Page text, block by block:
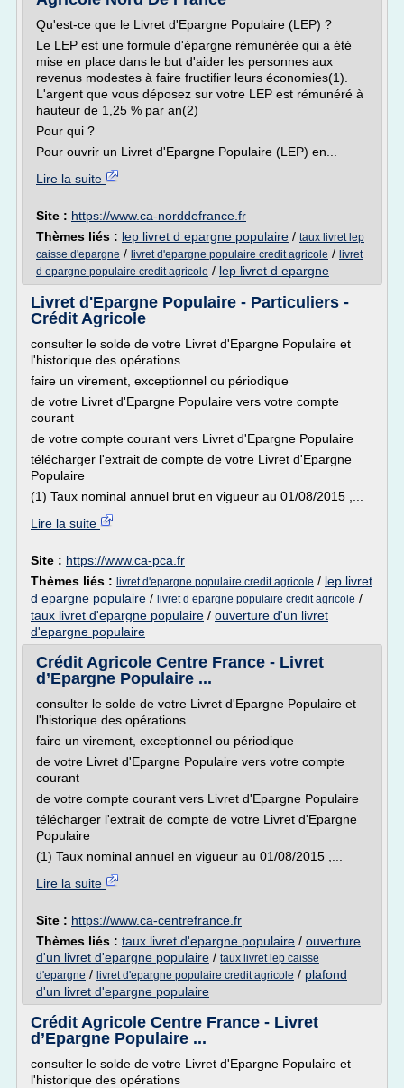
Qu'est-ce que le Livret d'Epargne Populaire (LEP) ?
Le LEP est une formule d'épargne rémunérée qui a été
mise en place dans le but d'aider les personnes aux
revenus modestes à faire fructifier leurs économies(1).
L'argent que vous déposez sur votre LEP est rémunéré à
hauteur de 1,25 % par an(2)
Pour qui ?
Pour ouvrir un Livret d'Epargne Populaire (LEP) en...
Lire la suite
Site : https://www.ca-norddefrance.fr
Thèmes liés : lep livret d epargne populaire / taux livret lep
caisse d'epargne / livret d'epargne populaire credit agricole / livret
d epargne populaire credit agricole / lep livret d epargne
Livret d'Epargne Populaire - Particuliers -
Crédit Agricole
consulter le solde de votre Livret d'Epargne Populaire et
l'historique des opérations
faire un virement, exceptionnel ou périodique
de votre Livret d'Epargne Populaire vers votre compte
courant
de votre compte courant vers Livret d'Epargne Populaire
télécharger l'extrait de compte de votre Livret d'Epargne
Populaire
(1) Taux nominal annuel brut en vigueur au 01/08/2015 ,...
Lire la suite
Site : https://www.ca-pca.fr
Thèmes liés : livret d'epargne populaire credit agricole / lep livret
d epargne populaire / livret d epargne populaire credit agricole /
taux livret d'epargne populaire / ouverture d'un livret
d'epargne populaire
Crédit Agricole Centre France - Livret
d’Epargne Populaire ...
consulter le solde de votre Livret d'Epargne Populaire et
l'historique des opérations
faire un virement, exceptionnel ou périodique
de votre Livret d'Epargne Populaire vers votre compte
courant
de votre compte courant vers Livret d'Epargne Populaire
télécharger l'extrait de compte de votre Livret d'Epargne
Populaire
(1) Taux nominal annuel en vigueur au 01/08/2015 ,...
Lire la suite
Site : https://www.ca-centrefrance.fr
Thèmes liés : taux livret d'epargne populaire / ouverture
d'un livret d'epargne populaire / taux livret lep caisse
d'epargne / livret d'epargne populaire credit agricole / plafond
d'un livret d'epargne populaire
Crédit Agricole Centre France - Livret
d’Epargne Populaire ...
consulter le solde de votre Livret d'Epargne Populaire et
l'historique des opérations